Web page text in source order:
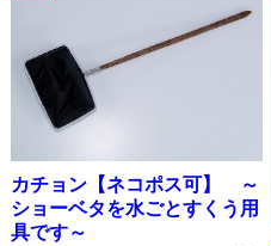
カチョン【ネコポス可】 ～
ショーベタを水ごとすくう用
具です～